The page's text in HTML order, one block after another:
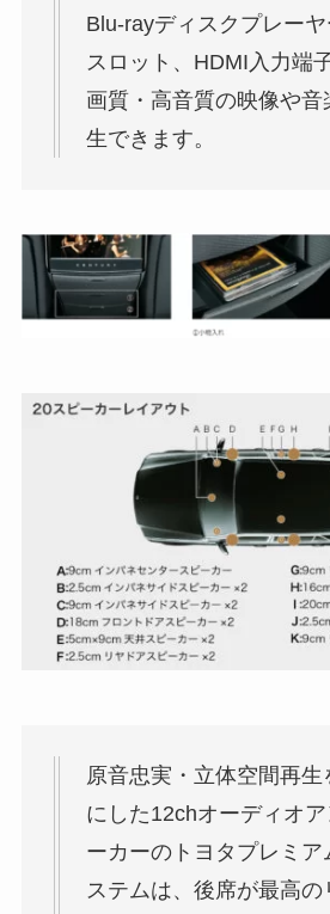
Blu-rayディスクプレー
スロット、HDMI入力端
画質・高音質の映像や音
生できます。
原音忠実・立体空間再生
にした12chオーディオ
ーカーのトヨタプレミア
ステムは、後席が最高の